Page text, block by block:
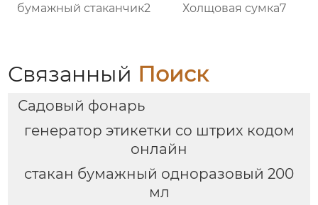
бумажный стаканчик2 Холщовая сумка7
Связанный Поиск
Садовый фонарь
генератор этикетки со штрих кодом
онлайн
стакан бумажный одноразовый 200
мл